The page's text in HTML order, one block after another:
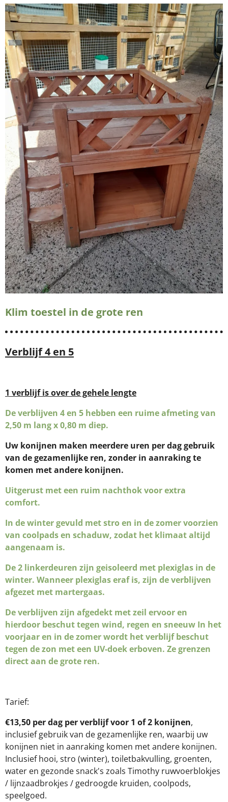
Klim toestel in de grote ren
Verblijf 4 en 5
1 verblijf is over de gehele lengte
De verblijven 4 en 5 hebben een ruime afmeting van
2,50 m lang x 0,80 m diep.
Uw konijnen maken meerdere uren per dag gebruik
van de gezamenlijke ren, zonder in aanraking te
komen met andere konijnen.
Uitgerust met een ruim nachthok voor extra
comfort.
In de winter gevuld met stro en in de zomer voorzien
van coolpads en schaduw, zodat het klimaat altijd
aangenaam is.
De 2 linkerdeuren zijn geisoleerd met plexiglas in de
winter. Wanneer plexiglas eraf is, zijn de verblijven
afgezet met martergaas.
De verblijven zijn afgedekt met zeil ervoor en
hierdoor beschut tegen wind, regen en sneeuw In het
voorjaar en in de zomer wordt het verblijf beschut
tegen de zon met een UV-doek erboven. Ze grenzen
direct aan de grote ren.
Tarief:
€13,50 per dag per verblijf voor 1 of 2 konijnen,
inclusief gebruik van de gezamenlijke ren, waarbij uw
konijnen niet in aanraking komen met andere konijnen.
Inclusief hooi, stro (winter), toiletbakvulling, groenten,
water en gezonde snack's zoals Timothy ruwvoerblokjes
/ lijnzaadbrokjes / gedroogde kruiden, coolpods,
speelgoed.